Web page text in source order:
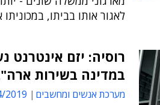
לאגור אותו בביתו,
רוסיה: יזם
במדינה בשירות
מערכת אנשים ומחשבים 12:50